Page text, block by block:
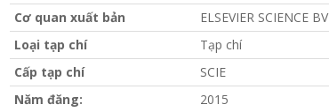
Cơ quan xuất bản
ELSEVIER SCIENCE BV
Loại tạp chí
Tạp chí
Cấp tạp chí
SCIE
Năm đăng:
2015